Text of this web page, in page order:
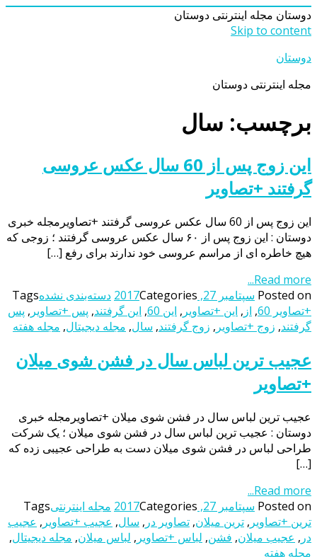
دوستان مجله اینترنتی دوستان
Skip to content
دوستان
مجله اینترنتی دوستان
برچسب: سال
این زوج پس از 60 سال عکس عروسی
گرفتند +تصاویر
این زوج پس از 60 سال عکس عروسی گرفتند +تصاویرمجله خبری
دوستان : این زوج پس از ۶۰ سال عکس عروسی گرفتند ؛ زوجی که
هیچ خاطره ای از مراسم عروسی خود ندارند برای رفع […]
Read more...
Posted on سپتامبر 27, 2017 Categories دسته‌بندی نشدهTags
+تصاویر 60
, از , این +تصاویر , این 60 , این گرفتند, پس +تصاویر , پس
گرفتند, زوج +تصاویر , زوج گرفتند, سال, مجله دیجیتال, مجله هفته
عجیب ترین لباس سال در فشن شوی میلان
+تصاویر
عجیب ترین لباس سال در فشن شوی میلان +تصاویرمجله خبری
دوستان : عجیب ترین لباس سال در فشن شوی میلان ؛ یک شرکت
طراحی لباس در فشن شوی میلان دست به طراحی عجیبی زده که
[…]
Read more...
Posted on سپتامبر 27, 2017 Categories مجله اینترنتیTags
ترین +تصاویر , ترین میلان, تصاویر در , سال, عجیب +تصاویر , عجیب
در , عجیب میلان, فشن, لباس +تصاویر , لباس میلان, مجله دیجیتال,
مجله هفته